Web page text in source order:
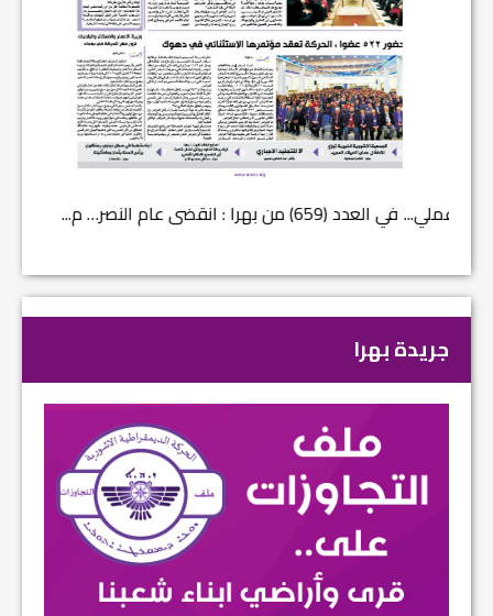
في العدد (659) من بهرا : انقضى عام النصر… م...
جريدة بهرا